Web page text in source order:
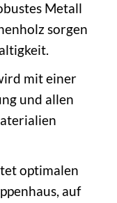
Metall
sorgen
mit einer
und allen
optimalen
auf